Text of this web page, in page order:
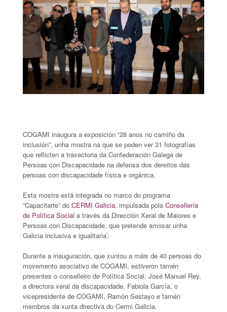
COGAMI inaugura a exposición “28 anos no camiño da
inclusión”, unha mostra na que se poden ver 31 fotografías
que reflicten a traxectoria da Confederación Galega de
Persoas con Discapacidade na defensa dos dereitos das
persoas con discapacidade física e orgánica.
Esta mostra está integrada no marco do programa
“Capacitarte” do CERMI Galicia, impulsada pola Consellería
de Política Social a través da Dirección Xeral de Maiores e
Persoas con Discapacidade, que pretende amosar unha
Galicia inclusiva e igualitaria’.
Durante a inauguración, que xuntou a máis de 40 persoas do
movemento asociativo de COGAMI, estiveron tamén
presentes o conselleiro de Política Social, José Manuel Rey,
a directora xeral da discapacidade, Fabiola García, o
vicepresidente de COGAMI, Ramón Sestayo e tamén
membros da xunta directiva do Cermi Galicia.